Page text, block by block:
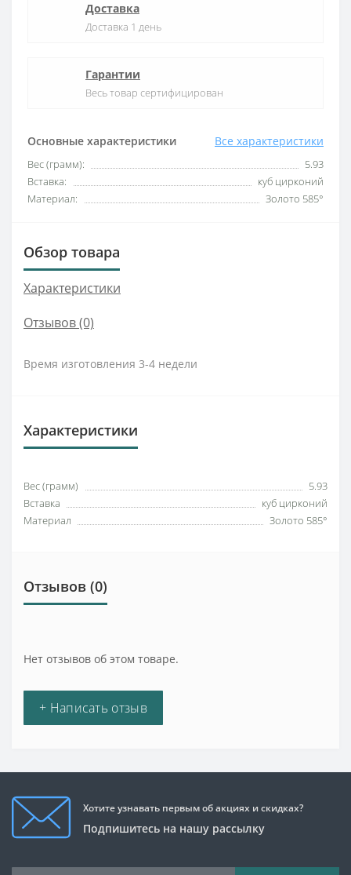
Основные характеристики Все характеристики
Вес (грамм):
5.93
Вставка:
куб цирконий
Материал:
Золото 585°
Доставка
Доставка 1 день
Гарантии
Весь товар сертифицирован
Обзор товара
Характеристики
Отзывов (0)
Время изготовления 3-4 недели
Характеристики
Вес (грамм)
5.93
Вставка
куб цирконий
Материал
Золото 585°
Отзывов (0)
Нет отзывов об этом товаре.
+ Написать отзыв
Хотите узнавать первым об акциях и скидках?
Подпишитесь на нашу рассылку